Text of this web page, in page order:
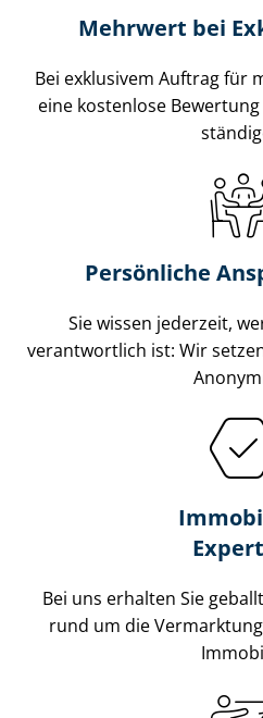
Mehrwert bei
Bei exklusivem Auftrag für
eine kostenlose
Persönliche
Sie wissen jederzeit,
verantwortlich ist: Wir
Bei uns erhalten Sie
rund um die